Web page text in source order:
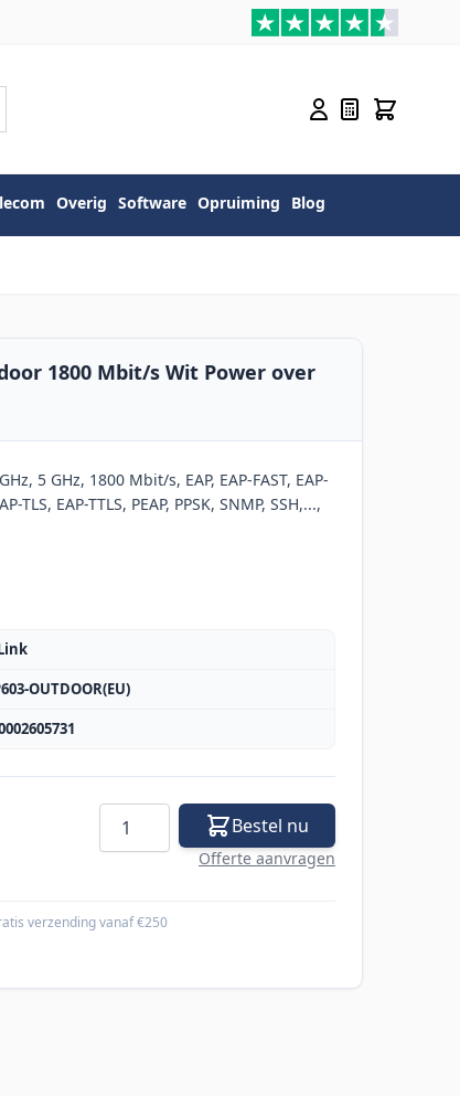
Overig Software Opruiming Blog
1800 Mbit/s Wit Power over
5 GHz, 1800 Mbit/s, EAP, EAP-FAST, EAP-
TLS, EAP-TTLS, PEAP, PPSK, SNMP, SSH,...,
OUTDOOR(EU)
Aantal Bestel nu
Offerte aanvragen
verzending vanaf €250